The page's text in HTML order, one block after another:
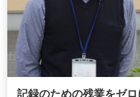
記録のための残業をゼ